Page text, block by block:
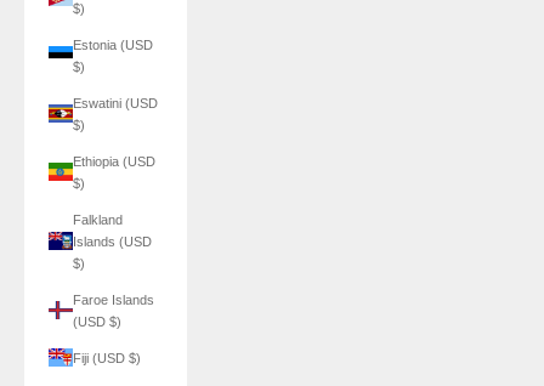
$)
Estonia (USD
$)
Eswatini (USD
$)
Ethiopia (USD
$)
Falkland
Islands (USD
$)
Faroe Islands
(USD $)
Fiji (USD $)